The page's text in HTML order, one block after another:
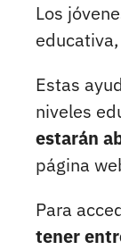
Los
Estas
niveles
estarán
página
Para
tener